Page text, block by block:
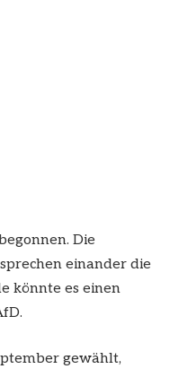
Die
einander die
könnte es einen
gewählt,